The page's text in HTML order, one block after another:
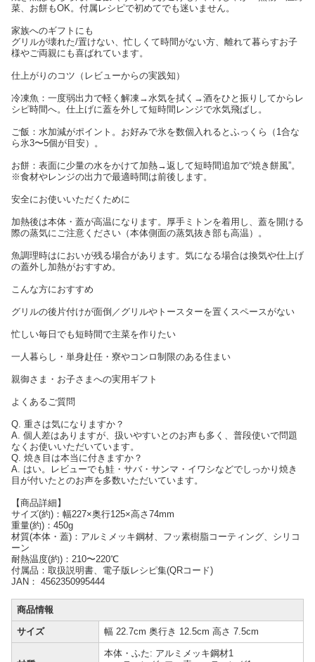
菜、お餅もOK。付属レシピで初めてでも迷いません。
家族へのギフトにも
グリルが壊れた/置けない、忙しくて時間がない方、離れて暮らすお子
様やご両親にも喜ばれています。
仕上がりのコツ（レビューからの実践知）
冷凍魚：一度弱出力で軽く解凍→水気を拭く→酒をひと振りしてからレ
シピ時間へ。仕上げに蓋を外して短時間レンジで水気飛ばし。
ご飯：水加減がポイント。お好みで氷を数個入れるとふっくら（1合な
ら氷3〜5個が目安）。
お餅：表面に少量の水をかけて加熱→返して短時間追加で“焼き餅風”。
※食材やレンジの出力で最適時間は前後します。
安全にお使いいただくために
加熱後は本体・蓋が高温になります。厚手ミトンを着用し、蓋を開ける
際の蒸気にご注意ください（本体側面の蒸気抜き部も高温）。
魚調理時はにおいが残る場合があります。気になる場合は換気や仕上げ
の蓋外し加熱がおすすめ。
こんな方におすすめ
グリルの後片付けが面倒／グリルやトースターを置くスペースがない
忙しい毎日でも短時間で主菜を作りたい
一人暮らし・単身赴任・寮やコンロ制限のある住まい
親御さま・お子さまへの実用ギフト
よくあるご質問
Q. 重さは気になりますか？
A. 個人差はありますが、扱いやすいとのお声も多く、普段使いで問題
なくお使いいただいています。
Q. 焼き目は本当に付きますか？
A. はい。レビューでも鮭・サバ・サンマ・イワシなどでしっかり焼き
目が付いたとのお声を多数いただいています。
【商品詳細】
サイズ(約)：幅227×奥行125×高さ74mm
重量(約)：450g
材質(本体・蓋)：アルミメッキ鋼材、フッ素樹脂コーティング、シリコ
ーン
耐熱温度(約)：210〜220℃
付属品：取扱説明書、電子版レシピ集(QRコード)
JAN： 4562350995444
商品情報
サイズ 幅 22.7cm 奥行き 12.5cm 高さ 7.5cm
本体・ふた: アルミメッキ鋼材1